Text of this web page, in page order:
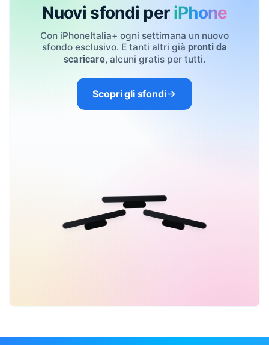
Nuovi sfondi per iPhone
Con iPhoneItalia+ ogni settimana un nuovo
sfondo esclusivo. E tanti altri già pronti da
scaricare, alcuni gratis per tutti.
Scopri gli sfondi